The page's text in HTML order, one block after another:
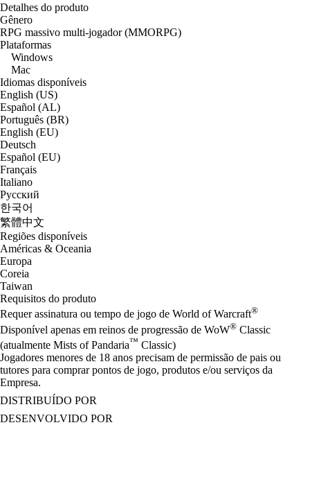
Detalhes do produto
Gênero
RPG massivo multi-jogador (MMORPG)
Plataformas
Windows
Mac
Idiomas disponíveis
English (US)
Español (AL)
Português (BR)
English (EU)
Deutsch
Español (EU)
Français
Italiano
Русский
한국어
繁體中文
Regiões disponíveis
Américas & Oceania
Europa
Coreia
Taiwan
Requisitos do produto
Requer assinatura ou tempo de jogo de World of Warcraft®
Disponível apenas em reinos de progressão de WoW® Classic
(atualmente Mists of Pandaria™ Classic)
Jogadores menores de 18 anos precisam de permissão de pais ou
tutores para comprar pontos de jogo, produtos e/ou serviços da
Empresa.
DISTRIBUÍDO POR
DESENVOLVIDO POR